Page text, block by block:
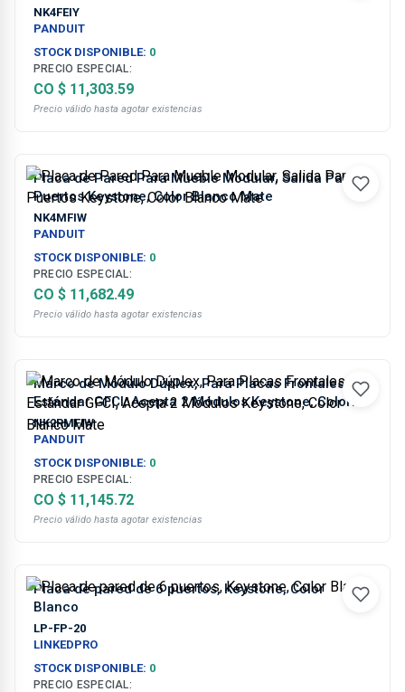
NK4FEIY
PANDUIT
STOCK DISPONIBLE: 0
PRECIO ESPECIAL:
CO $ 11,303.59
Precio válido hasta agotar existencias
Placa de Pared Para Mueble Modular, Salida Para 4
Puertos Keystone, Color Blanco Mate
NK4MFIW
PANDUIT
STOCK DISPONIBLE: 0
PRECIO ESPECIAL:
CO $ 11,682.49
Precio válido hasta agotar existencias
Marco de Módulo Dúplex, Para Placas Frontales
Estándar GFCI, Acepta 2 Módulos Keystone, Color
Blanco Mate
NK2RMFIW
PANDUIT
STOCK DISPONIBLE: 0
PRECIO ESPECIAL:
CO $ 11,145.72
Precio válido hasta agotar existencias
Placa de pared de 6 puertos, Keystone, Color
Blanco
LP-FP-20
LINKEDPRO
STOCK DISPONIBLE: 0
PRECIO ESPECIAL: